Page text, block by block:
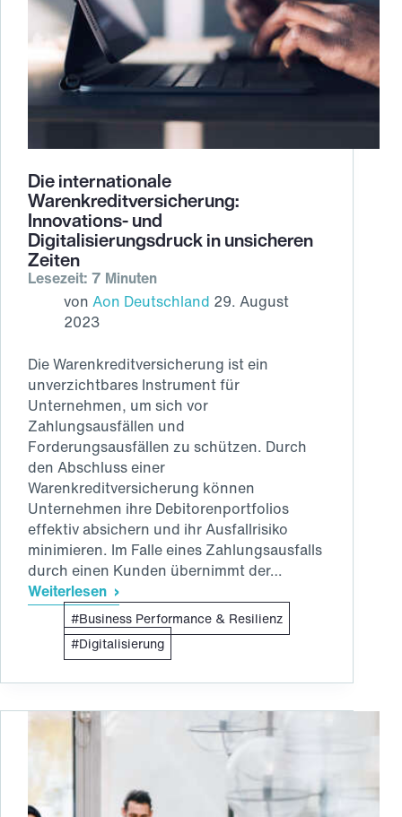
Die internationale
Warenkreditversicherung:
Innovations- und
Digitalisierungsdruck in unsicheren
Zeiten
Lesezeit: 7 Minuten
von Aon Deutschland 29. August
2023
Die Warenkreditversicherung ist ein
unverzichtbares Instrument für
Unternehmen, um sich vor
Zahlungsausfällen und
Forderungsausfällen zu schützen. Durch
den Abschluss einer
Warenkreditversicherung können
Unternehmen ihre Debitorenportfolios
effektiv absichern und ihr Ausfallrisiko
minimieren. Im Falle eines Zahlungsausfalls
durch einen Kunden übernimmt der…
Weiterlesen
Die
internationale
Warenkreditversicherung:
Innovations-
und
in
unsicheren
Zeiten
Business Performance & Resilienz
Digitalisierung